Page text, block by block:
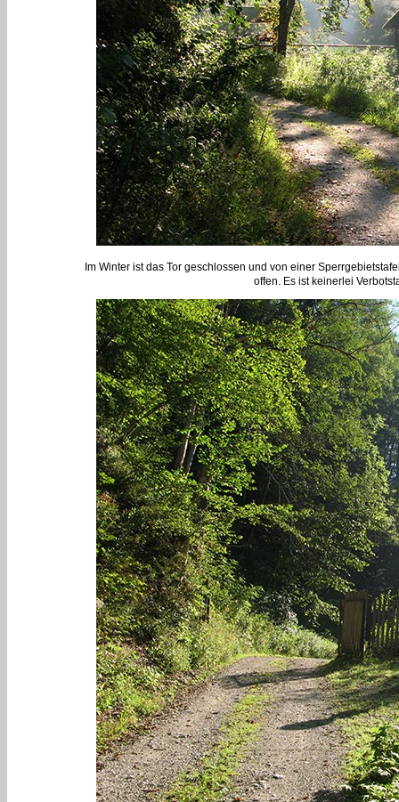
Im Winter ist das Tor geschlossen und von einer
offen. Es ist keinerlei